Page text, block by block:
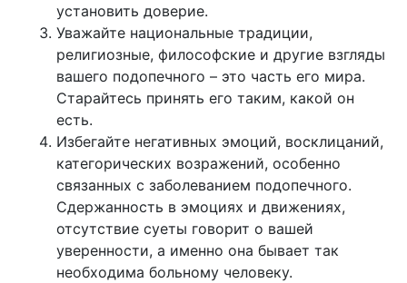
установить доверие.
Уважайте национальные традиции,
религиозные, философские и другие взгляды
вашего подопечного – это часть его мира.
Старайтесь принять его таким, какой он
есть.
Избегайте негативных эмоций, восклицаний,
категорических возражений, особенно
связанных с заболеванием подопечного.
Сдержанность в эмоциях и движениях,
отсутствие суеты говорит о вашей
уверенности, а именно она бывает так
необходима больному человеку.